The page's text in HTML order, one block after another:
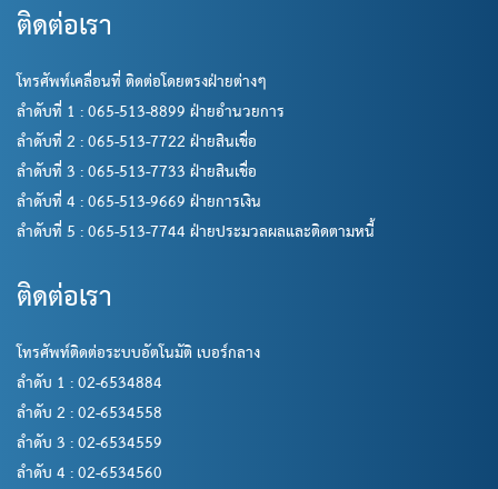
ติดต่อเรา
โทรศัพท์เคลื่อนที่ ติดต่อโดยตรงฝ่ายต่างๆ
ลำดับที่ 1 : 065-513-8899 ฝ่ายอำนวยการ
ลำดับที่ 2 : 065-513-7722 ฝ่ายสินเชื่อ
ลำดับที่ 3 : 065-513-7733 ฝ่ายสินเชื่อ
ลำดับที่ 4 : 065-513-9669 ฝ่ายการเงิน
ลำดับที่ 5 : 065-513-7744 ฝ่ายประมวลผลและติดตามหนี้
ติดต่อเรา
โทรศัพท์ติดต่อระบบอัตโนมัติ เบอร์กลาง
ลำดับ 1 : 02-6534884
ลำดับ 2 : 02-6534558
ลำดับ 3 : 02-6534559
ลำดับ 4 : 02-6534560